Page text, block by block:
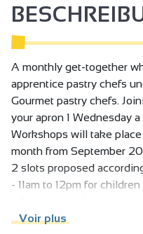
A monthly get-together
apprentice pastry chefs
Gourmet pastry chefs.
your apron 1 Wednesday
Workshops will take
month from September
2 slots proposed
- 11am to 12pm for
Online registration opens
Voir plus